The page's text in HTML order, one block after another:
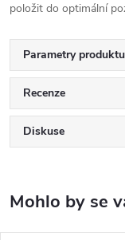
položit do optimální
Parametry produktu
Recenze
Diskuse